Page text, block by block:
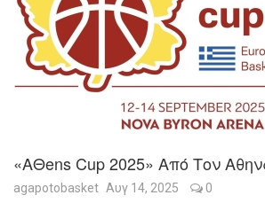
«aΘens Cup 2025» Από Τον
agapotobasket Αυγ 14, 2025
0